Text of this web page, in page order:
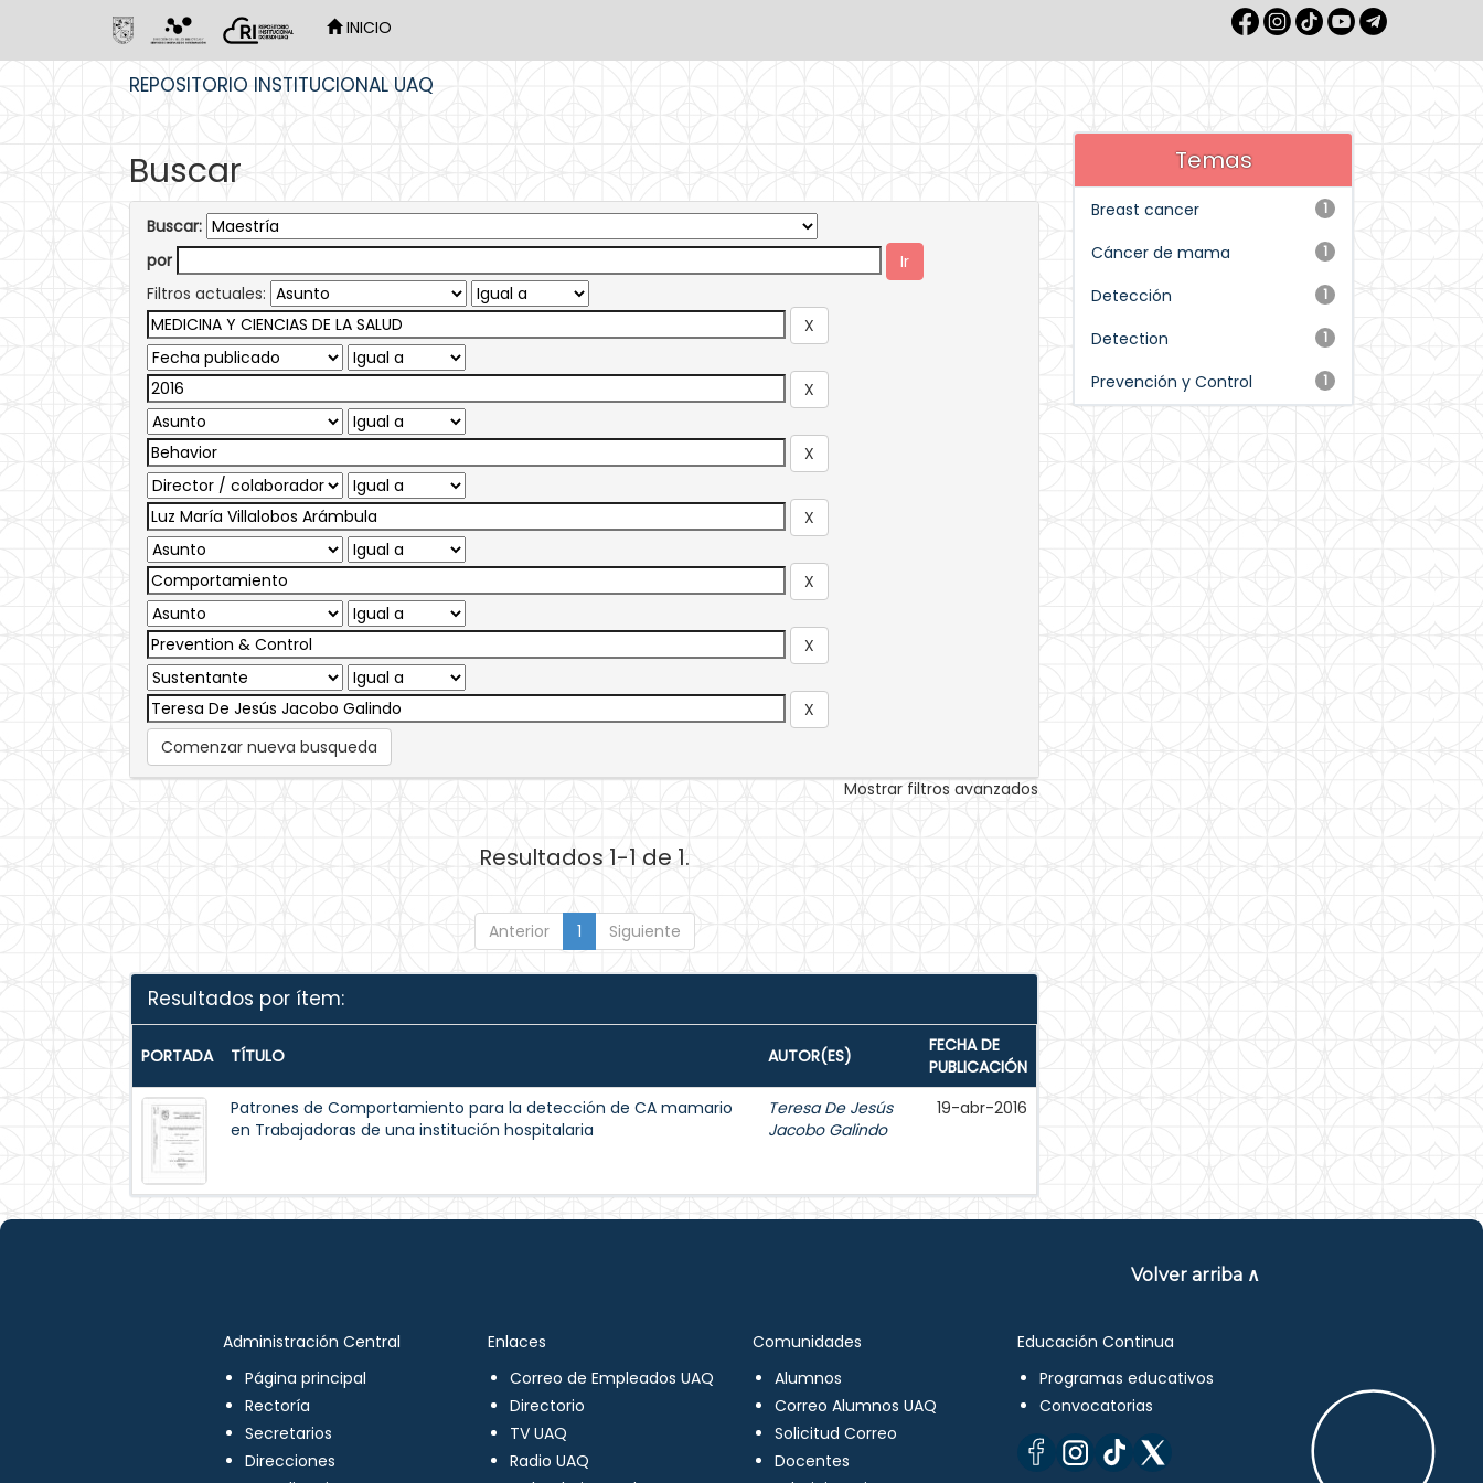
INICIO
REPOSITORIO INSTITUCIONAL UAQ
Buscar
Buscar:
por
Filtros actuales:
Comenzar nueva busqueda
Mostrar filtros avanzados
Resultados 1-1 de 1.
Anterior 1 Siguiente
Resultados por ítem:
PORTADA TÍTULO AUTOR(ES)
FECHA DE
PUBLICACIÓN
Patrones de Comportamiento para la detección de CA mamario
en Trabajadoras de una institución hospitalaria
Teresa De Jesús
Jacobo Galindo
19-abr-2016
Temas
1
Breast cancer
1
Cáncer de mama
1
Detección
1
Detection
1
Prevención y Control
Volver arriba ∧
Administración Central
Página principal
Rectoría
Secretarios
Direcciones
Enlaces
Correo de Empleados UAQ
Directorio
TV UAQ
Radio UAQ
Comunidades
Alumnos
Correo Alumnos UAQ
Solicitud Correo
Docentes
Educación Continua
Programas educativos
Convocatorias